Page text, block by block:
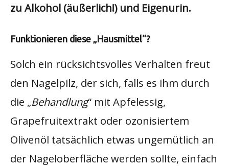
zu Alkohol (äußerlich!) und Eigenurin.
Funktionieren diese „Hausmittel“?
Solch ein rücksichtsvolles Verhalten freut
den Nagelpilz, der sich, falls es ihm durch
die „Behandlung“ mit Apfelessig,
Grapefruitextrakt oder ozonisiertem
Olivenöl tatsächlich etwas ungemütlich an
der Nageloberfläche werden sollte, einfach